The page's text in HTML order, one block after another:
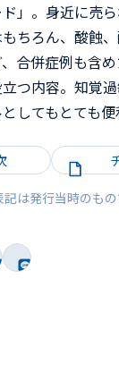
ド」。身近に売
ちろん、酸蝕
合併症例も含
つ内容。知覚
してもとても便
は発行当時のもの